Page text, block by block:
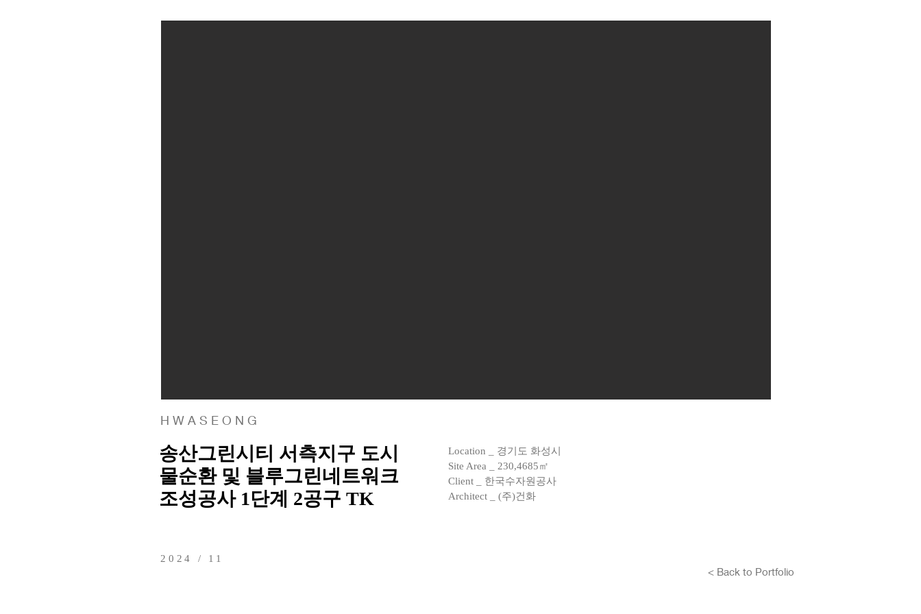
H W A S E O N G
송산그린시티 서측지구 도시
물순환 및 블루그린네트워크
조성공사 1단계 2공구 TK
Location _ 경기도 화성시
Site Area _ 230,4685㎡
Client _ 한국수자원공사
Architect _ (주)건화
2024 / 11
< Back to Portfolio